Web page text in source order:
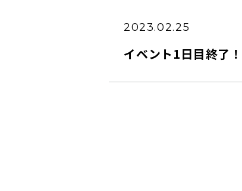
2023.02.25
イベント1日目終了！